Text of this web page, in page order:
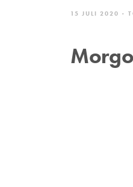
15 JULI 2020